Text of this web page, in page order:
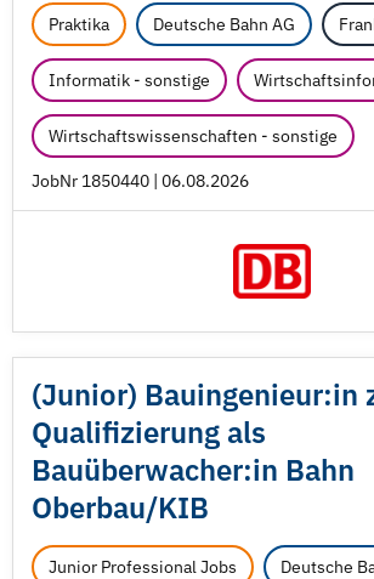
Praktika Deutsche Bahn AG
Informatik - sonstige
Wirtschaftswissenschaften - sonstige
JobNr 1850440 | 06.08.2026
(Junior) Bauingenieur:in
Qualifizierung als
Bauüberwacher:in Bahn
Oberbau/KIB
Junior Professional Jobs Deutsche